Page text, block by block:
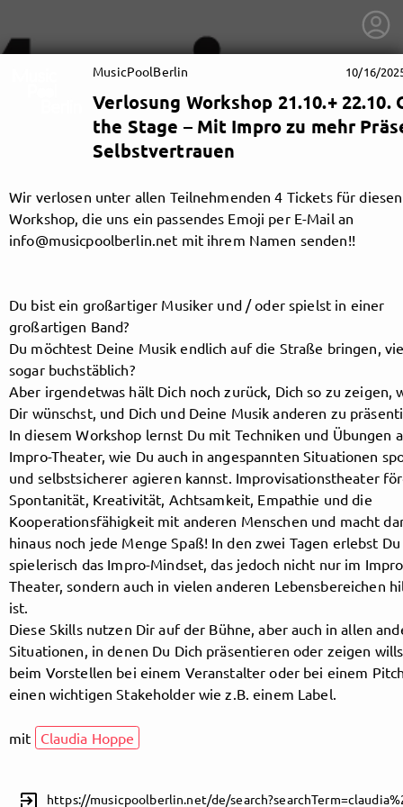
getnext to MusicPoolBerlin
Follow MusicPoolBerlin here!
About Posts Guestbook Shop
MusicPoolBerlin 10/16/
Verlosung Workshop 21.10.+ 22.10.
the Stage – Mit Impro zu mehr
Selbstvertrauen
Wir verlosen unter allen Teilnehmenden 4 Tickets für diesen
Workshop, die uns ein passendes Emoji per E-Mail an
info@musicpoolberlin.net mit ihrem Namen senden!!
Du bist ein großartiger Musiker und / oder spielst in einer
großartigen Band?
Du möchtest Deine Musik endlich auf die Straße bringen,
sogar buchstäblich?
Aber irgendetwas hält Dich noch zurück, Dich so zu zeigen,
Dir wünschst, und Dich und Deine Musik anderen zu
In diesem Workshop lernst Du mit Techniken und Übungen
Impro-Theater, wie Du auch in angespannten Situationen
und selbstsicherer agieren kannst. Improvisationstheater
Spontanität, Kreativität, Achtsamkeit, Empathie und die
Kooperationsfähigkeit mit anderen Menschen und macht
hinaus noch jede Menge Spaß! In den zwei Tagen erlebst Du
spielerisch das Impro-Mindset, das jedoch nicht nur im
Theater, sondern auch in vielen anderen Lebensbereichen
ist.
Diese Skills nutzen Dir auf der Bühne, aber auch in allen
Situationen, in denen Du Dich präsentieren oder zeigen
beim Vorstellen bei einem Veranstalter oder bei einem
einen wichtigen Stakeholder wie z.B. einem Label.
mit Claudia Hoppe
exit_to_app https://musicpoolberlin.net/de/
Follow
MusicPoolBerlin, and
immediately